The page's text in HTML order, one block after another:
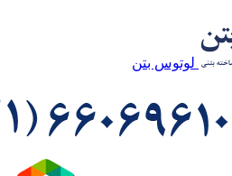
لوتوس بتن